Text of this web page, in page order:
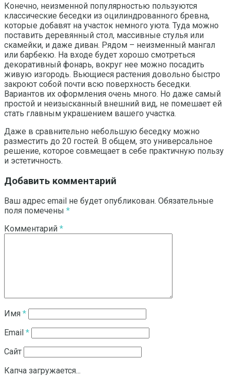
Конечно, неизменной популярностью пользуются
классические беседки из оцилиндрованного бревна,
которые добавят на участок немного уюта. Туда можно
поставить деревянный стол, массивные стулья или
скамейки, и даже диван. Рядом – неизменный мангал
или барбекю. На входе будет хорошо смотреться
декоративный фонарь, вокруг нее можно посадить
живую изгородь. Вьющиеся растения довольно быстро
закроют собой почти всю поверхность беседки.
Вариантов их оформления очень много. Но даже самый
простой и неизысканный внешний вид, не помешает ей
стать главным украшением вашего участка.
Даже в сравнительно небольшую беседку можно
разместить до 20 гостей. В общем, это универсальное
решение, которое совмещает в себе практичную пользу
и эстетичность.
Добавить комментарий
Ваш адрес email не будет опубликован. Обязательные
поля помечены *
Комментарий *
Имя *
Email *
Сайт
Капча загружается...